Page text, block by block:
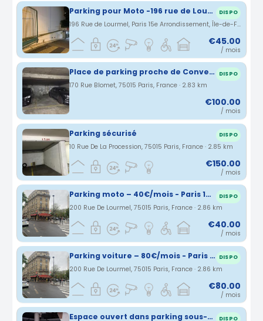
Parking pour Moto -196 rue de Lourmel - Paris 15ème - 45€/mois DISPO
196 Rue de Lourmel, Paris 15e Arrondissement, Île-de-France, France · 2.82 km
€45.00
/ mois
Place de parking proche de Convention (75015, Paris) DISPO
170 Rue Blomet, 75015 Paris, France · 2.83 km
€100.00
/ mois
Parking sécurisé DISPO
10 Rue De La Procession, 75015 Paris, France · 2.85 km
€150.00
/ mois
Parking moto – 40€/mois - Paris 15ème - Métro Balard/Lourmel DISPO
200 Rue De Lourmel, 75015 Paris, France · 2.86 km
€40.00
/ mois
Parking voiture – 80€/mois - Paris 15ème - Métro Balard/Lourmel DISPO
200 Rue De Lourmel, 75015 Paris, France · 2.86 km
€80.00
/ mois
Espace ouvert dans parking sous-terrain Paris 15e DISPO